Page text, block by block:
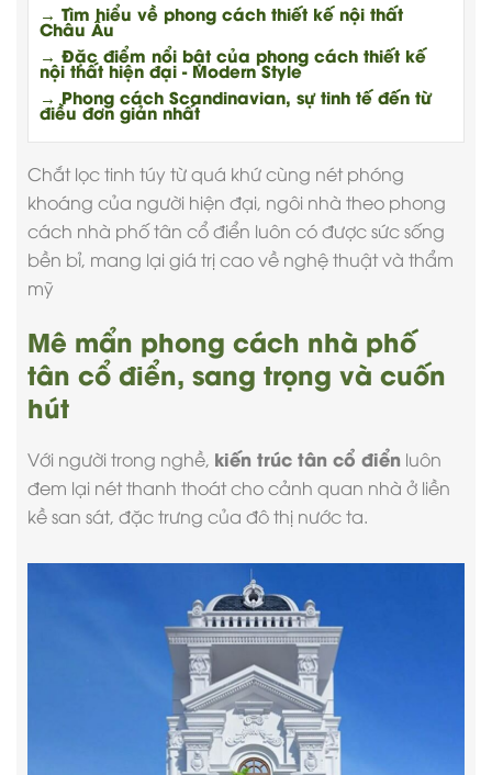
→ Tìm hiểu về phong cách thiết kế nội thất
Châu Âu
→ Đặc điểm nổi bật của phong cách thiết kế
nội thất hiện đại - Modern Style
→ Phong cách Scandinavian, sự tinh tế đến từ
điều đơn giản nhất
Chắt lọc tinh túy từ quá khứ cùng nét phóng
khoáng của người hiện đại, ngôi nhà theo phong
cách nhà phố tân cổ điển luôn có được sức sống
bền bỉ, mang lại giá trị cao về nghệ thuật và thẩm
mỹ
Mê mẩn phong cách nhà phố
tân cổ điển, sang trọng và cuốn
hút
Với người trong nghề, kiến trúc tân cổ điển luôn
đem lại nét thanh thoát cho cảnh quan nhà ở liền
kề san sát, đặc trưng của đô thị nước ta.